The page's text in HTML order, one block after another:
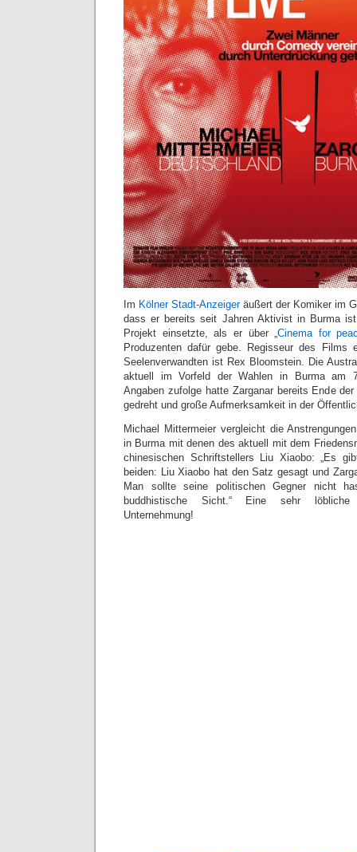
Im Kölner Stadt-Anzeigeräußert der Komiker im
dass er bereits seit Jahren Aktivist in Burma
Projekt einsetzte, als er über „Cinema for
Produzenten dafür gebe. Regisseur des Films
Seelenverwandten ist Rex Bloomstein. Die
aktuell im Vorfeld der Wahlen in Burma am
Angaben zufolge hatte Zarganar bereits Ende
gedreht und große Aufmerksamkeit in der
Michael Mittermeier vergleicht die
in Burma mit denen des aktuell mit dem
chinesischen Schriftstellers Liu Xiaobo: „Es
beiden: Liu Xiaobo hat den Satz gesagt und
Man sollte seine politischen Gegner nicht
buddhistische Sicht.“ Eine sehr löbliche
Unternehmung!